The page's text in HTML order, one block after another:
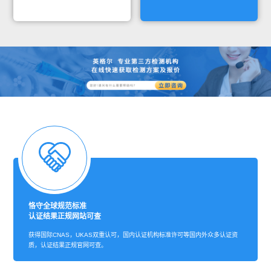
恪守全球规范标准
认证结果正规网站可查
获得国际CNAS，UKAS双重认可，国内认证机构标准许可等国内外众多认证资
质，认证结果正规官网可查。